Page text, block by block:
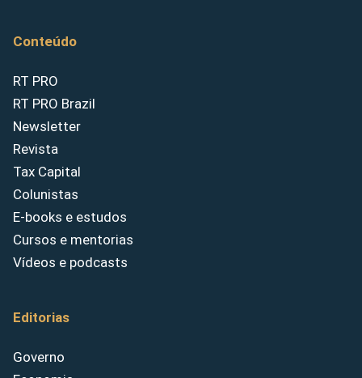
Conteúdo
RT PRO
RT PRO Brazil
Newsletter
Revista
Tax Capital
Colunistas
E-books e estudos
Cursos e mentorias
Vídeos e podcasts
Editorias
Governo